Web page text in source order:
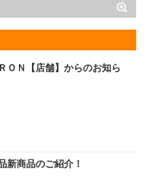
ＯＮ【店舗】からのお知ら
新商品のご紹介！